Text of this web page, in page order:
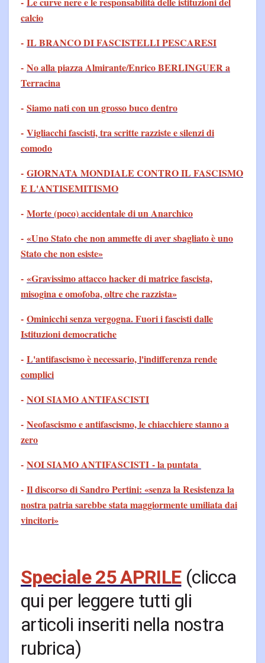
calcio
- IL BRANCO DI FASCISTELLI PESCARESI
- No alla piazza Almirante/Enrico BERLINGUER a
Terracina
- Siamo nati con un grosso buco dentro
- Vigliacchi fascisti, tra scritte razziste e silenzi di
comodo
- GIORNATA MONDIALE CONTRO IL FASCISMO
E L'ANTISEMITISMO
- Morte (poco) accidentale di un Anarchico
- «Uno Stato che non ammette di aver sbagliato è uno
Stato che non esiste»
- «Gravissimo attacco hacker di matrice fascista,
misogina e omofoba, oltre che razzista»
- Ominicchi senza vergogna. Fuori i fascisti dalle
Istituzioni democratiche
- L'antifascismo è necessario, l'indifferenza rende
complici
- NOI SIAMO ANTIFASCISTI
- Neofascismo e antifascismo, le chiacchiere stanno a
zero
- NOI SIAMO ANTIFASCISTI - la puntata
- Il discorso di Sandro Pertini: «senza la Resistenza la
nostra patria sarebbe stata maggiormente umiliata dai
vincitori»
Speciale 25 APRILE(clicca
qui per leggere tutti gli
articoli inseriti nella nostra
rubrica)